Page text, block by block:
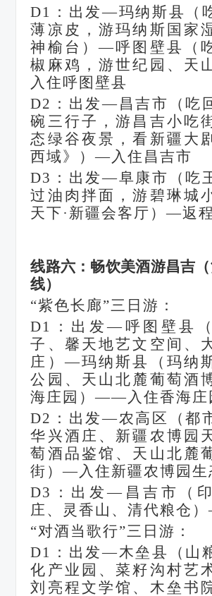
D1：出发—玛纳斯县（
薄凉皮，游玛纳斯国家
神榆台）—呼图壁县（
椒麻鸡，游世纪园、天
入住呼图壁县
D2：出发—昌吉市（吃
碗三行子，游昌吉小吃
态绿谷夜景，看新疆大
西域》）—入住昌吉市
D3：出发—阜康市（吃
过油肉拌面，游碧琳城
天下·新疆会客厅）—返程
线路六：畅饮美酒游昌吉
线）
“紫色长廊”三日游：
D1：出发—呼图壁县
子、馨天地艺文空间、
庄）—玛纳斯县（玛纳
公园、天山北麓葡萄酒
海庄园）——入住香海庄
D2：出发—农高区（都
华兴酒庄、新疆农博园
萄酒品鉴馆、天山北麓
街）—入住新疆农博园生
D3：出发—昌吉市（
庄、灵香山、清代粮仓
“对酒当歌行”三日游：
D1：出发—木垒县（山
化产业园、菜籽沟村艺
刘亮程文学馆、木垒书